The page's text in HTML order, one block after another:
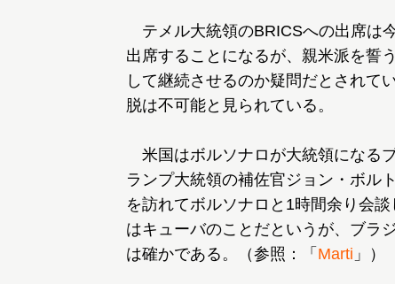
テメル大統領のBRICSへの出席は
出席することになるが、親米派を誓
して継続させるのか疑問だとされて
脱は不可能と見られている。
米国はボルソナロが大統領になる
ランプ大統領の補佐官ジョン・ボル
を訪れてボルソナロと1時間余り会
はキューバのことだというが、ブラ
は確かである。（参照：「 Marti 」）